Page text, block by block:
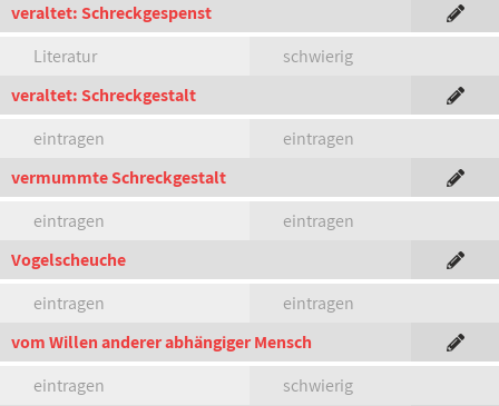
veraltet: Schreckgespenst
Literatur
schwierig
veraltet: Schreckgestalt
eintragen
eintragen
vermummte Schreckgestalt
eintragen
eintragen
Vogelscheuche
eintragen
eintragen
vom Willen anderer abhängiger Mensch
eintragen
schwierig